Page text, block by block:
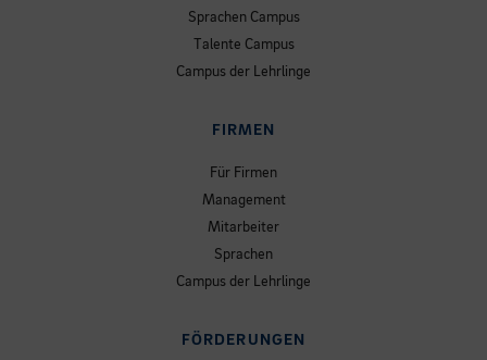
Sprachen Campus
Talente Campus
Campus der Lehrlinge
FIRMEN
Für Firmen
Management
Mitarbeiter
Sprachen
Campus der Lehrlinge
FÖRDERUNGEN